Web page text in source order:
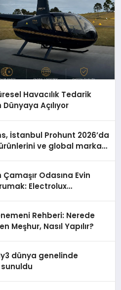
Havacılık Tedarik
Açılıyor
İstanbul Prohunt 2026’da
ve global marka
Odasına Evin
Electrolux
Rehberi: Nerede
Meşhur, Nasıl Yapılır?
dünya genelinde